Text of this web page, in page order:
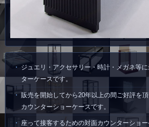
ジュエリ・アクセサリー・時計・メガネ等
ターケースです。
販売を開始してから20年以上の間ご好評を
カウンターショーケースです。
座って接客するための対面カウンターショ